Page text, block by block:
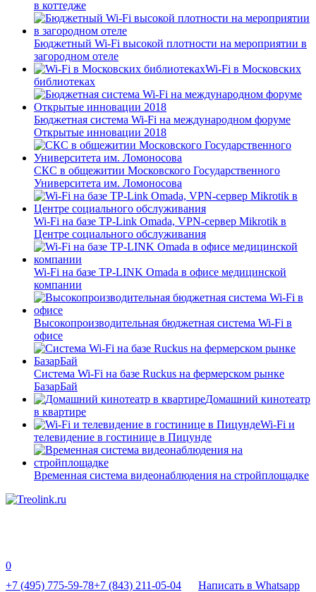
в коттедже
Бюджетный Wi-Fi высокой плотности на мероприятии в
загородном отеле
Wi-Fi в Московских
библиотеках
Бюджетная система Wi-Fi на международном форуме
Открытые инновации 2018
СКС в общежитии Московского Государственного
Университета им. Ломоносова
Wi-Fi на базе TP-Link Omada, VPN-сервер Mikrotik в
Центре социального обслуживания
Wi-Fi на базе TP-LINK Omada в офисе медицинской
компании
Высокопроизводительная бюджетная система Wi-Fi в
офисе
Система Wi-Fi на базе Ruckus на фермерском рынке
БазарБай
Домашний кинотеатр
в квартире
Wi-Fi и
телевидение в гостинице в Пицунде
Временная система видеонаблюдения на стройплощадке
0
+7 (495) 775-59-78+7 (843) 211-05-04
Написать в Whatsapp